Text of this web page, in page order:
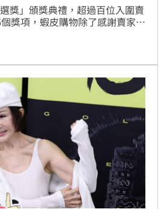
獎」頒獎典禮，超過百位入圍賣
獎項，蝦皮購物除了感謝賣家，